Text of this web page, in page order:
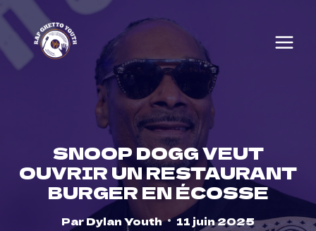
Skip
to
content
SNOOP DOGG VEUT
OUVRIR UN RESTAURANT
BURGER EN ÉCOSSE
ParDylan Youth 11 juin 2025